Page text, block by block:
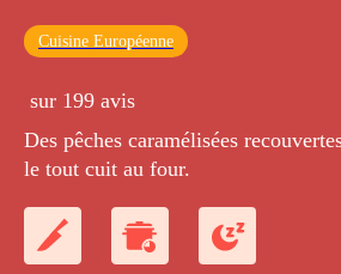
Cuisine Européenne
sur 199 avis
Des pêches caramélisées
le tout cuit au four.